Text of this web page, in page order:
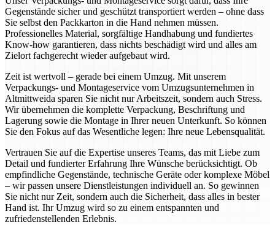
Gegenstände sicher und geschützt transportiert werden – ohne dass
Sie selbst den Packkarton in die Hand nehmen müssen.
Professionelles Material, sorgfältige Handhabung und fundiertes
Know-how garantieren, dass nichts beschädigt wird und alles am
Zielort fachgerecht wieder aufgebaut wird.
Zeit ist wertvoll – gerade bei einem Umzug. Mit unserem
Verpackungs- und Montageservice vom Umzugsunternehmen in
Altmittweida sparen Sie nicht nur Arbeitszeit, sondern auch Stress.
Wir übernehmen die komplette Verpackung, Beschriftung und
Lagerung sowie die Montage in Ihrer neuen Unterkunft. So können
Sie den Fokus auf das Wesentliche legen: Ihre neue Lebensqualität.
Vertrauen Sie auf die Expertise unseres Teams, das mit Liebe zum
Detail und fundierter Erfahrung Ihre Wünsche berücksichtigt. Ob
empfindliche Gegenstände, technische Geräte oder komplexe Möbel
– wir passen unsere Dienstleistungen individuell an. So gewinnen
Sie nicht nur Zeit, sondern auch die Sicherheit, dass alles in bester
Hand ist. Ihr Umzug wird so zu einem entspannten und
zufriedenstellenden Erlebnis.